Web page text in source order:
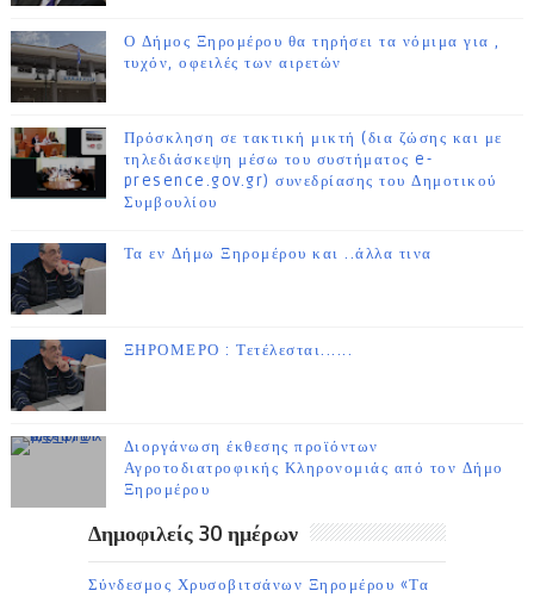
Ο Δήμος Ξηρομέρου θα τηρήσει τα νόμιμα για ,
τυχόν, οφειλές των αιρετών
Πρόσκληση σε τακτική μικτή (δια ζώσης και με
τηλεδιάσκεψη μέσω του συστήματος e-
presence.gov.gr) συνεδρίασης του Δημοτικού
Συμβουλίου
Τα εν Δήμω Ξηρομέρου και ..άλλα τινα
ΞΗΡΟΜΕΡΟ : Τετέλεσται......
Διοργάνωση έκθεσης προϊόντων
Αγροτοδιατροφικής Κληρονομιάς από τον Δήμο
Ξηρομέρου
Δημοφιλείς 30 ημέρων
Σύνδεσμος Χρυσοβιτσάνων Ξηρομέρου «Τα